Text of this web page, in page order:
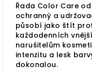
Řada Color Care
ochranný a
působí jako štít
každodenních
narušitelům
intenzitu a lesk
dokonalou.